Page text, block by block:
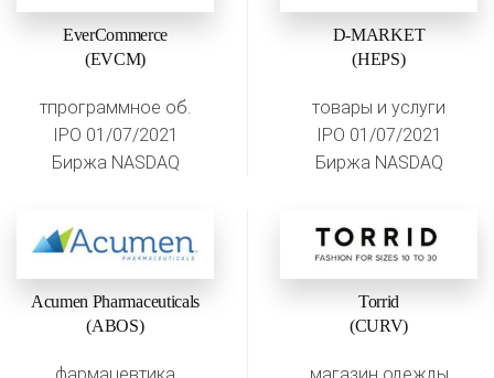
EverCommerce
(EVCM)
тпрограммное об.
IPO 01/07/2021
Биржа NASDAQ
D-MARKET
(HEPS)
товары и услуги
IPO 01/07/2021
Биржа NASDAQ
Acumen Pharmaceuticals
(ABOS)
Torrid
(CURV)